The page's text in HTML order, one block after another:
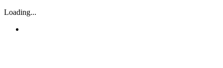
Loading...